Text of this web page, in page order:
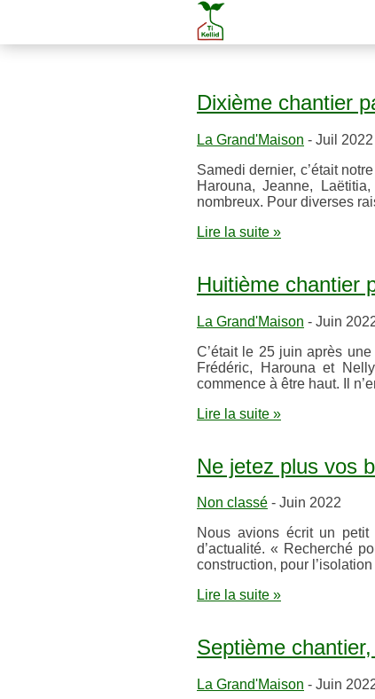
Dixième chantier
La Grand'Maison - Juil 2022
Samedi dernier, c’était
Harouna, Jeanne,
nombreux. Pour diverses
Lire la suite »
Huitième chantier
La Grand'Maison - Juin
C’était le 25 juin après
Frédéric, Harouna et
commence à être haut. Il
Lire la suite »
Ne jetez plus vos
Non classé - Juin 2022
Nous avions écrit un
d’actualité. « Recherché
construction, pour
Lire la suite »
Septième
La Grand'Maison - Juin